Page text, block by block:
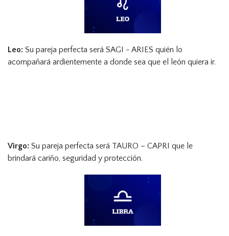
Leo: Su pareja perfecta será SAGI - ARIES quién lo
acompañará ardientemente a donde sea que el león quiera ir.
Virgo: Su pareja perfecta será TAURO – CAPRI que le
brindará cariño, seguridad y protección.